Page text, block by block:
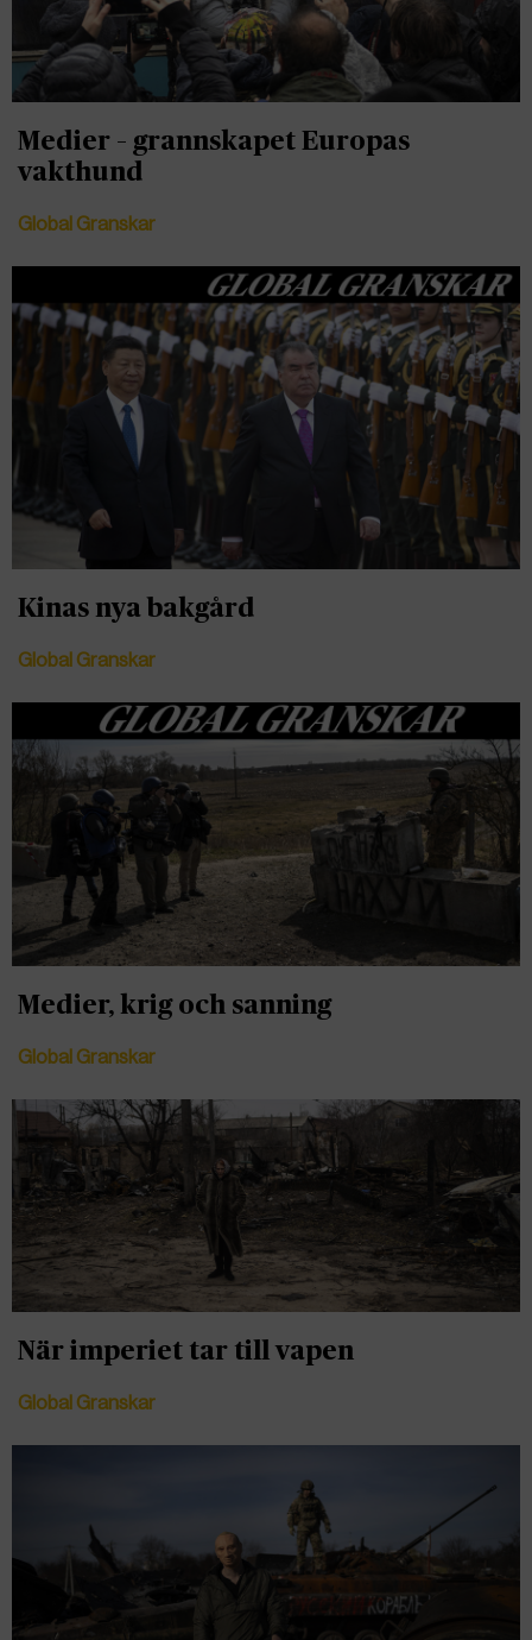
Medier – grannskapet Europas
vakthund
Global Granskar
Kinas nya bakgård
Global Granskar
Medier, krig och sanning
Global Granskar
När imperiet tar till vapen
Global Granskar